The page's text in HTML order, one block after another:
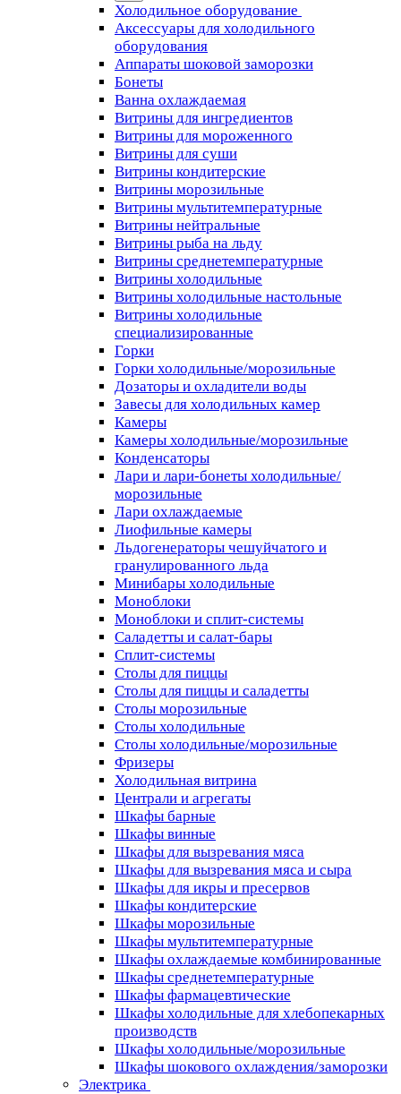
Холодильное оборудование
Аксессуары для холодильного
оборудования
Аппараты шоковой заморозки
Бонеты
Ванна охлаждаемая
Витрины для ингредиентов
Витрины для мороженного
Витрины для суши
Витрины кондитерские
Витрины морозильные
Витрины мультитемпературные
Витрины нейтральные
Витрины рыба на льду
Витрины среднетемпературные
Витрины холодильные
Витрины холодильные настольные
Витрины холодильные
специализированные
Горки
Горки холодильные/морозильные
Дозаторы и охладители воды
Завесы для холодильных камер
Камеры
Камеры холодильные/морозильные
Конденсаторы
Лари и лари-бонеты холодильные/
морозильные
Лари охлаждаемые
Лиофильные камеры
Льдогенераторы чешуйчатого и
гранулированного льда
Минибары холодильные
Моноблоки
Моноблоки и сплит-системы
Саладетты и салат-бары
Сплит-системы
Столы для пиццы
Столы для пиццы и саладетты
Столы морозильные
Столы холодильные
Столы холодильные/морозильные
Фризеры
Холодильная витрина
Централи и агрегаты
Шкафы барные
Шкафы винные
Шкафы для вызревания мяса
Шкафы для вызревания мяса и сыра
Шкафы для икры и пресервов
Шкафы кондитерские
Шкафы морозильные
Шкафы мультитемпературные
Шкафы охлаждаемые комбинированные
Шкафы среднетемпературные
Шкафы фармацевтические
Шкафы холодильные для хлебопекарных
производств
Шкафы холодильные/морозильные
Шкафы шокового охлаждения/заморозки
Электрика